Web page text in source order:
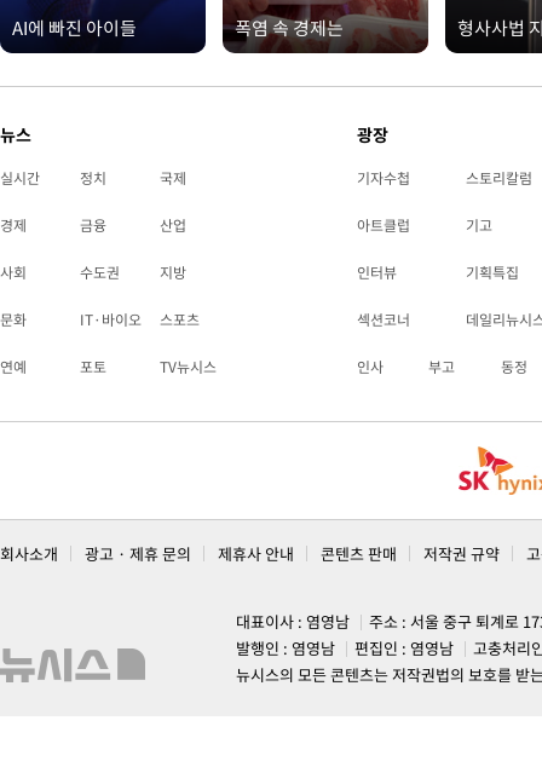
AI에 빠진 아이들 폭염 속 경제는 형사사법
뉴스
실시간 정치 국제
경제 금융 산업
사회 수도권 지방
문화 IT·바이오 스포츠
연예 포토 TV뉴시스
광장
기자수첩 스토리칼럼
아트클럽 기고
인터뷰 기획특집
섹션코너 데일리뉴시
인사 부고 동정
회사소개 광고 · 제휴 문의 제휴사 안내 콘텐츠 판매 저작권 규약
대표이사 : 염영남
주소 : 서울 중구 퇴계로
발행인 : 염영남
편집인 : 염영남
고충처리
뉴시스의 모든 콘텐츠는 저작권법의 보호를